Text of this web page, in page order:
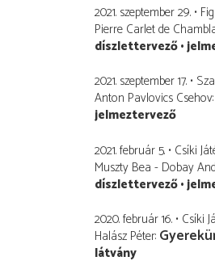
2021. szeptember 29.
Pierre Carlet de
díszlettervező
2021. szeptember 17.
Anton Pavlovics Csehov
jelmeztervező
2021. február 5. Csíki
Muszty Bea - Dobay
díszlettervező
2020. február 16. Csíki
Halász Péter
látvány